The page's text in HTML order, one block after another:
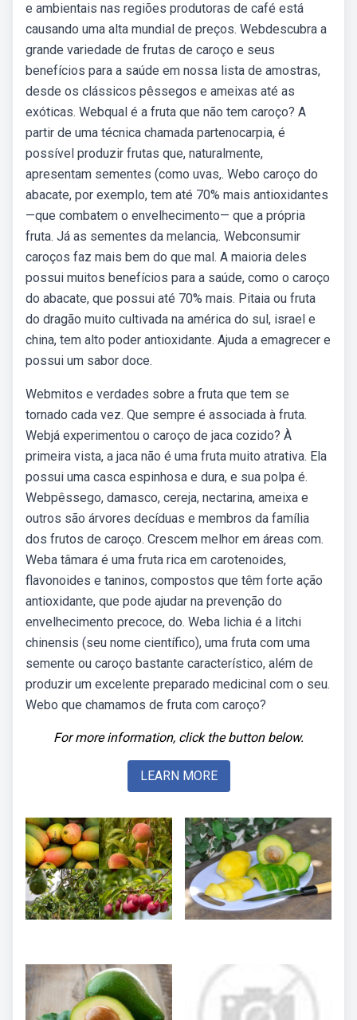
e ambientais nas regiões produtoras de café está
causando uma alta mundial de preços. Webdescubra a
grande variedade de frutas de caroço e seus
benefícios para a saúde em nossa lista de amostras,
desde os clássicos pêssegos e ameixas até as
exóticas. Webqual é a fruta que não tem caroço? A
partir de uma técnica chamada partenocarpia, é
possível produzir frutas que, naturalmente,
apresentam sementes (como uvas,. Webo caroço do
abacate, por exemplo, tem até 70% mais antioxidantes
—que combatem o envelhecimento— que a própria
fruta. Já as sementes da melancia,. Webconsumir
caroços faz mais bem do que mal. A maioria deles
possui muitos benefícios para a saúde, como o caroço
do abacate, que possui até 70% mais. Pitaia ou fruta
do dragão muito cultivada na américa do sul, israel e
china, tem alto poder antioxidante. Ajuda a emagrecer e
possui um sabor doce.
Webmitos e verdades sobre a fruta que tem se
tornado cada vez. Que sempre é associada à fruta.
Webjá experimentou o caroço de jaca cozido? À
primeira vista, a jaca não é uma fruta muito atrativa. Ela
possui uma casca espinhosa e dura, e sua polpa é.
Webpêssego, damasco, cereja, nectarina, ameixa e
outros são árvores decíduas e membros da família
dos frutos de caroço. Crescem melhor em áreas com.
Weba tâmara é uma fruta rica em carotenoides,
flavonoides e taninos, compostos que têm forte ação
antioxidante, que pode ajudar na prevenção do
envelhecimento precoce, do. Weba lichia é a litchi
chinensis (seu nome científico), uma fruta com uma
semente ou caroço bastante característico, além de
produzir um excelente preparado medicinal com o seu.
Webo que chamamos de fruta com caroço?
For more information, click the button below.
LEARN MORE